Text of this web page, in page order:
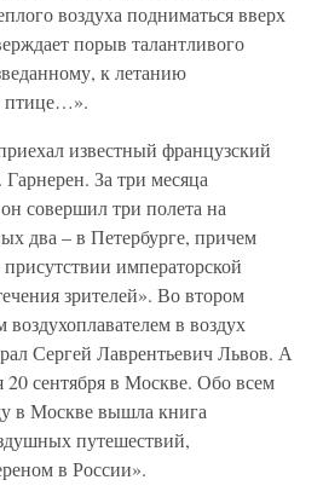
воздуха подниматься вверх
порыв талантливого
к летанию
птице…».
известный французский
За три месяца
совершил три полета на
два – в Петербурге, причем
императорской
зрителей». Во втором
в воздух
Сергей Лаврентьевич Львов. А
20 сентября в Москве. Обо всем
в Москве вышла книга
путешествий,
в России».